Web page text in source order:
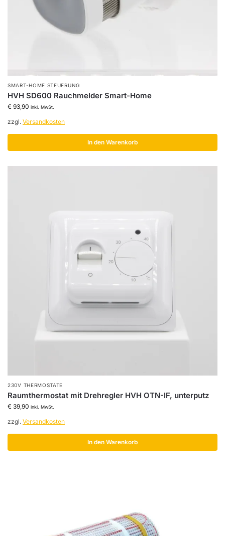
SMART-HOME STEUERUNG
HVH SD600 Rauchmelder Smart-Home
€ 93,90 inkl. MwSt.
zzgl. Versandkosten
In den Warenkorb
230V THERMOSTATE
Raumthermostat mit Drehregler HVH OTN-IF, unterputz
€ 39,90 inkl. MwSt.
zzgl. Versandkosten
In den Warenkorb